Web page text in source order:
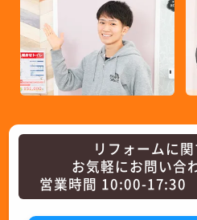
リフォームに
お気軽にお問い合
営業時間 10:00-17:30